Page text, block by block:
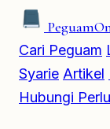
Peguam
Cari Peguam
Syarie Artikel
Hubungi